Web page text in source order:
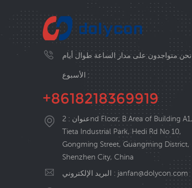
نحن متواجدون على مدار الساعة طوال أيام
الأسبوع :
+8618218369919
عنوان : 2nd Floor, B Area of Building A1,
Tieta Industrial Park, Hedi Rd No 10,
Gongming Street, Guangming District,
Shenzhen City, China
البريد الإلكتروني : janfan@dolycon.com